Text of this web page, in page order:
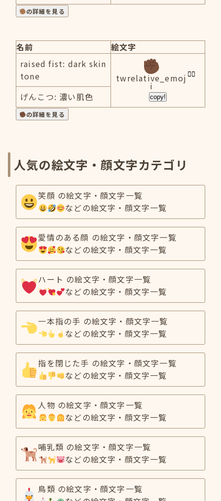
の詳細を見る
名前
絵文字
raised fist: dark skin
tone
twrelative_emoj
i
copy!
げんこつ: 濃い肌色
の詳細を見る
人気の絵文字・顔文字カテゴリ
笑顔 の絵文字・顔文字一覧
などの絵文字・顔文字一覧
愛情のある顔 の絵文字・顔文字一覧
などの絵文字・顔文字一覧
ハート の絵文字・顔文字一覧
などの絵文字・顔文字一覧
一本指の手 の絵文字・顔文字一覧
などの絵文字・顔文字一覧
指を閉じた手 の絵文字・顔文字一覧
などの絵文字・顔文字一覧
人物 の絵文字・顔文字一覧
などの絵文字・顔文字一覧
哺乳類 の絵文字・顔文字一覧
などの絵文字・顔文字一覧
鳥類 の絵文字・顔文字一覧